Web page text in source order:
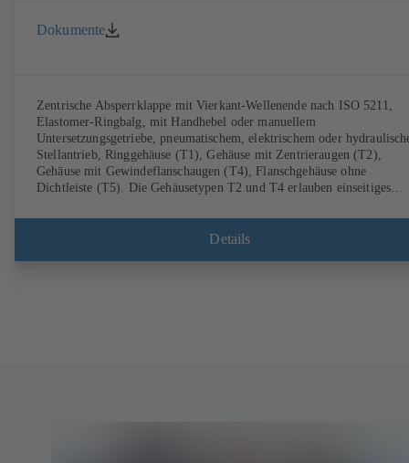
Dokumente
Zentrische Absperrklappe mit Vierkant-Wellenende nach ISO 5211,
Elastomer-Ringbalg, mit Handhebel oder manuellem
Untersetzungsgetriebe, pneumatischem, elektrischem oder
Stellantrieb, Ringgehäuse (T1), Gehäuse mit Zentrieraugen (T2),
Gehäuse mit Gewindeflanschaugen (T4), Flanschgehäuse ohne
Dichtleiste (T5). Die Gehäusetypen T2 und T4 erlauben einseitiges
Anschlüsse nach EN, ASME, JIS.
Details